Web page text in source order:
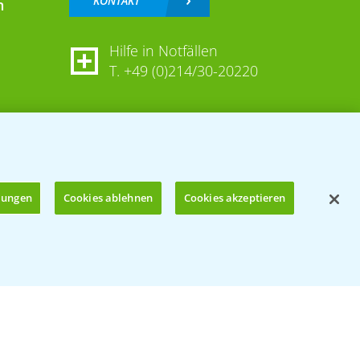
Hilfe in Notfällen
T. +49 (0)214/30-20220
Cookies ablehnen Cookies akzeptieren